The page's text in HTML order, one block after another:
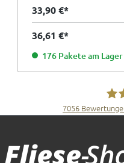
33,90 €*
36,61 €*
176 Pakete am Lager
7056